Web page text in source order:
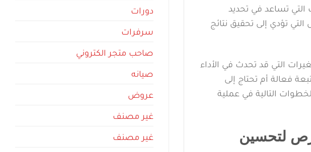
التي تساعد في تحديد
تؤدي إلى تحقيق نتائج
التي قد تحدث في الأداء
فعالة أم تحتاج إلى
التالية في عملية
لتحسين
دورات
سرفرات
صاحب متجر الكتروني
صيانه
عروض
غير مصنف
غير مصنف